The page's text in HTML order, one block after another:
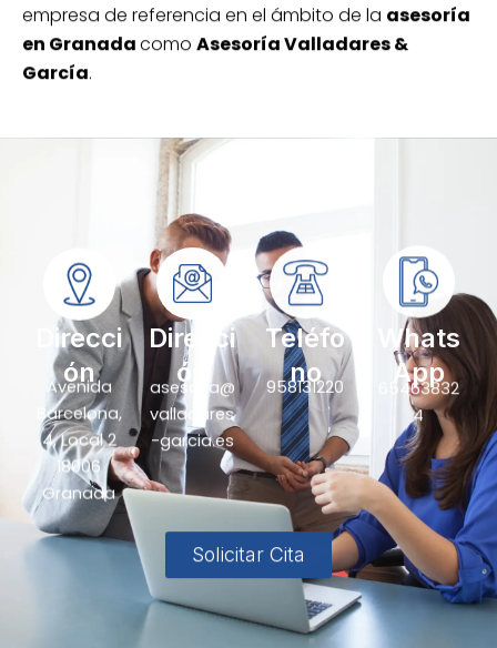
empresa de referencia en el ámbito de la asesoría
en Granadacomo Asesoría Valladares &
García.
Direcci
ón
Avenida
Barcelona,
4, Local 2
18006
Granada
Direcci
ón
asesoria@
valladares
-garcia.es
Teléfo
no
958131220
Whats
App
65463832
4
Solicitar Cita